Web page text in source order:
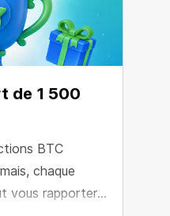
de 1 500
BTC
chaque
vous rapporter